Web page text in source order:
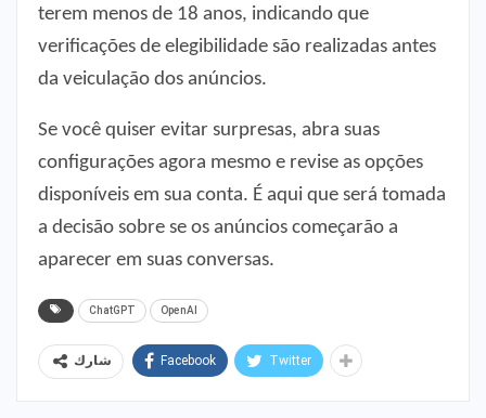
terem menos de 18 anos, indicando que
verificações de elegibilidade são realizadas antes
da veiculação dos anúncios.
Se você quiser evitar surpresas, abra suas
configurações agora mesmo e revise as opções
disponíveis em sua conta. É aqui que será tomada
a decisão sobre se os anúncios começarão a
aparecer em suas conversas.
ChatGPT OpenAI
شارك Facebook Twitter